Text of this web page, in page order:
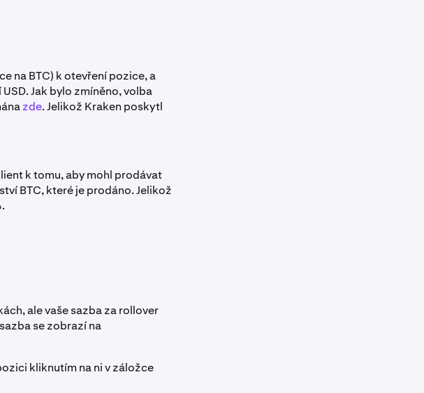
na BTC) k otevření pozice, a
Jak bylo zmíněno, volba
zde. Jelikož Kraken poskytl
k tomu, aby mohl prodávat
BTC, které je prodáno. Jelikož
ale vaše sazba za rollover
se zobrazí na
kliknutím na ni v záložce